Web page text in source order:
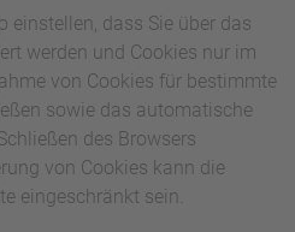
einstellen, dass Sie über das
werden und Cookies nur im
von Cookies für bestimmte
sowie das automatische
des Browsers
von Cookies kann die
eingeschränkt sein.